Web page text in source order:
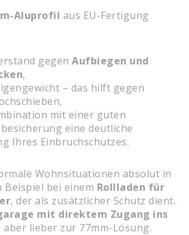
Aluprofil aus EU-Fertigung
gegen Aufbiegen und
,
– das hilft gegen
mit einer guten
eine deutliche
Ihres Einbruchschutzes.
Wohnsituationen absolut in
Beispiel bei einem Rollladen für
, der als zusätzlicher Schutz dient.
mit direktem Zugang ins
aber lieber zur 77mm-Lösung.